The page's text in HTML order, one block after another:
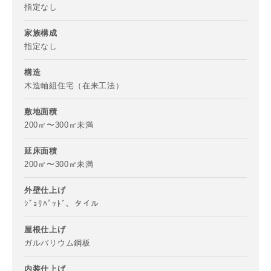
指定なし
家族構成
指定なし
構造
木造軸組住宅（在来工法）
敷地面積
200㎡〜300㎡未満
延床面積
200㎡〜300㎡未満
外壁仕上げ
ｼﾞｮﾘﾊﾟｯﾄﾞ、タイル
屋根仕上げ
ガルバリウム鋼板
内装仕上げ
メールアドレス
ご住所
郵便番号
市区町村